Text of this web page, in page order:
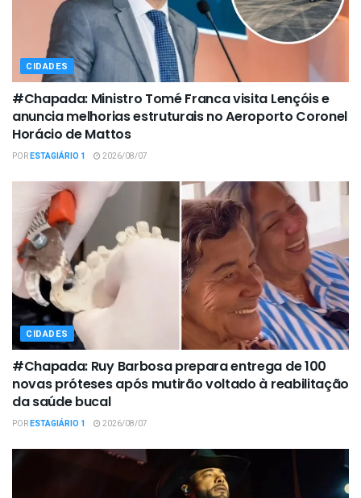
CIDADES
#Chapada: Ministro Tomé Franca visita Lençóis e
anuncia melhorias estruturais no Aeroporto Coronel
Horácio de Mattos
PORESTAGIÁRIO 1 2026/08/07
CIDADES
#Chapada: Ruy Barbosa prepara entrega de 100
novas próteses após mutirão voltado à reabilitação
da saúde bucal
PORESTAGIÁRIO 1 2026/08/07